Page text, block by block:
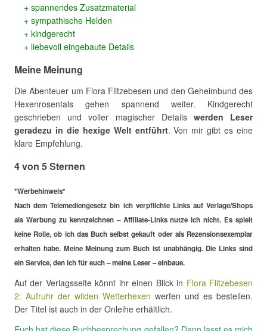
spannendes Zusatzmaterial
sympathische Helden
kindgerecht
liebevoll eingebaute Details
Meine Meinung
Die Abenteuer um Flora Flitzebesen und den Geheimbund des
Hexenrosentals gehen spannend weiter. Kindgerecht
geschrieben und voller magischer Details werden Leser
geradezu in die hexige Welt entführt. Von mir gibt es eine
klare Empfehlung.
4 von 5 Sternen
*Werbehinweis*
Nach dem Telemediengesetz bin ich verpflichte Links auf Verlage/Shops
als Werbung zu kennzeichnen – Affiliate-Links nutze ich nicht. Es spielt
keine Rolle, ob ich das Buch selbst gekauft oder als Rezensionsexemplar
erhalten habe. Meine Meinung zum Buch ist unabhängig. Die Links sind
ein Service, den ich für euch – meine Leser – einbaue.
Auf der Verlagsseite könnt ihr einen Blick in Flora Flitzebesen
2: Aufruhr der wilden Wetterhexen werfen und es bestellen.
Der Titel ist auch in der Onleihe erhältlich.